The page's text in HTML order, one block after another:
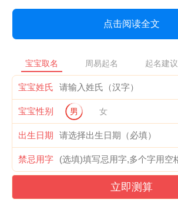
点击阅读全文
宝宝取名 周易起名 起名建议
宝宝姓氏
宝宝性别 男 女
出生日期
禁忌用字
立即测算